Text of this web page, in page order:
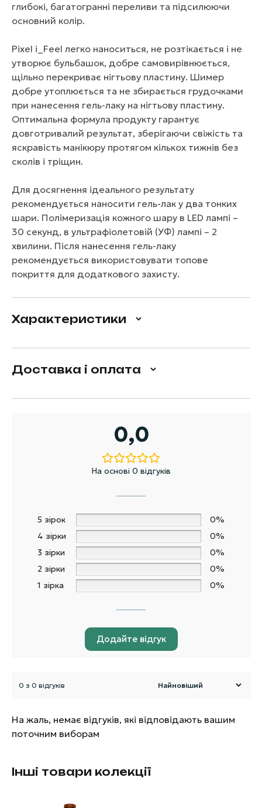
глибокі, багатогранні переливи та підсилюючи
основний колір.
Pixel i_Feel легко наноситься, не розтікається і не
утворює бульбашок, добре самовирівнюється,
щільно перекриває нігтьову пластину. Шимер
добре утоплюється та не збирається грудочками
при нанесення гель-лаку на нігтьову пластину.
Оптимальна формула продукту гарантує
довготривалий результат, зберігаючи свіжість та
яскравість манікюру протягом кількох тижнів без
сколів і тріщин.
Для досягнення ідеального результату
рекомендується наносити гель-лак у два тонких
шари. Полімеризація кожного шару в LED лампі –
30 секунд, в ультрафіолетовій (УФ) лампі – 2
хвилини. Після нанесення гель-лаку
рекомендується використовувати топове
покриття для додаткового захисту.
Характеристики
Доставка і оплата
0,0
На основі 0 відгуків
5 зірок
0%
4 зірки
0%
3 зірки
0%
2 зірки
0%
1 зірка
0%
Додайте відгук
0 з 0 відгуків
На жаль, немає відгуків, які відповідають вашим
поточним виборам
Інші товари колекції